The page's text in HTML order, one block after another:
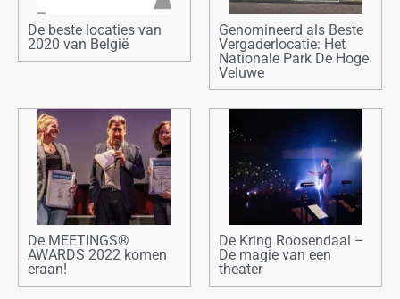
De beste locaties van
2020 van België
Genomineerd als Beste
Vergaderlocatie: Het
Nationale Park De Hoge
Veluwe
De MEETINGS®
AWARDS 2022 komen
eraan!
De Kring Roosendaal –
De magie van een
theater